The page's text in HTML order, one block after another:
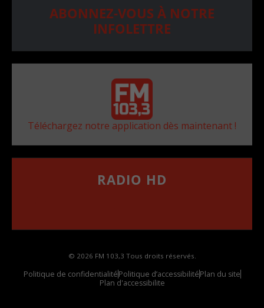
ABONNEZ-VOUS À NOTRE
INFOLETTRE
Téléchargez notre application dès maintenant !
RADIO HD
© 2026 FM 103,3 Tous droits réservés.
Politique de confidentialitéPolitique d’accessibilitéPlan du site
Plan d'accessibilite